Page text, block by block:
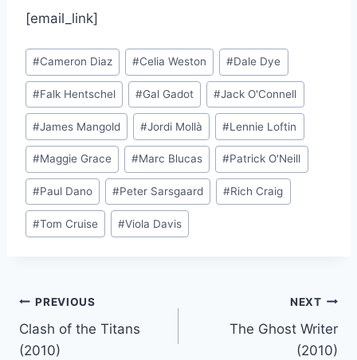
[email_link]
Post
Tags:
#Cameron Diaz #Celia Weston #Dale Dye
#Falk Hentschel #Gal Gadot #Jack O'Connell
#James Mangold #Jordi Mollà #Lennie Loftin
#Maggie Grace #Marc Blucas #Patrick O'Neill
#Paul Dano #Peter Sarsgaard #Rich Craig
#Tom Cruise #Viola Davis
Post
navigation
PREVIOUS
Clash of the Titans
(2010)
NEXT
The Ghost Writer
(2010)